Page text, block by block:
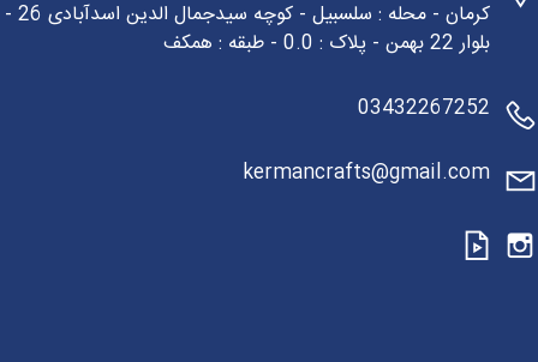
کرمان - محله : سلسبیل - کوچه سیدجمال الدین اسدآبادی 26 -
بلوار 22 بهمن - پلاک : 0.0 - طبقه : همکف
03432267252
kermancrafts@gmail.com